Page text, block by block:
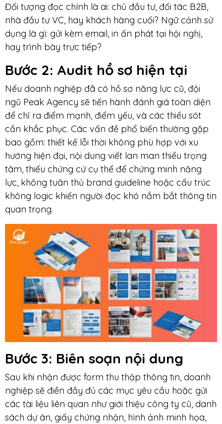
Đối tượng đọc chính là ai: chủ đầu tư, đối tác B2B,
nhà đầu tư VC, hay khách hàng cuối? Ngữ cảnh sử
dụng là gì: gửi kèm email, in ấn phát tại hội nghị,
hay trình bày trực tiếp?
Bước 2: Audit hồ sơ hiện tại
Nếu doanh nghiệp đã có hồ sơ năng lực cũ, đội
ngũ Peak Agency sẽ tiến hành đánh giá toàn diện
để chỉ ra điểm mạnh, điểm yếu, và các thiếu sót
cần khắc phục. Các vấn đề phổ biến thường gặp
bao gồm: thiết kế lỗi thời không phù hợp với xu
hướng hiện đại, nội dung viết lan man thiếu trọng
tâm, thiếu chứng cứ cụ thể để chứng minh năng
lực, không tuân thủ brand guideline hoặc cấu trúc
không logic khiến người đọc khó nắm bắt thông tin
quan trọng.
Bước 3: Biên soạn nội dung
Sau khi nhận được form thu thập thông tin, doanh
nghiệp sẽ điền đầy đủ các mục yêu cầu hoặc gửi
các tài liệu liên quan như giới thiệu công ty cũ, danh
sách dự án, giấy chứng nhận, hình ảnh minh họa,